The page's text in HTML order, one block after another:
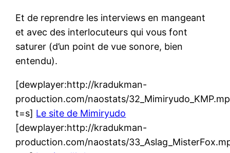
Et de reprendre les interviews en mangeant
et avec des interlocuteurs qui vous font
saturer (d’un point de vue sonore, bien
entendu).
[dewplayer:http://kradukman-
production.com/naostats/
t=s] Le site de Mimiryudo
[dewplayer:http://kradukman-
production.com/naostats/